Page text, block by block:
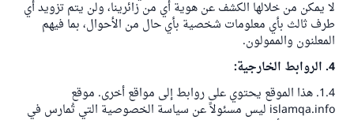
لا يمكن من خلالها الكشف عن هوية أي من زائرينا، ولن يتم تزويد أي
طرف ثالث بأي معلومات شخصية بأي حال من الأحوال، بما فيهم
المعلنون والممولون.
4. الروابط الخارجية:
1.4. هذا الموقع يحتوي على روابط إلى مواقع أخرى. موقع
islamqa.info ليس مسئولاً عن سياسة الخصوصية التي تُمارس في